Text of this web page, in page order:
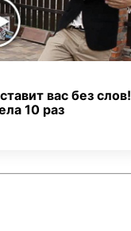
вас без слов!
10 раз